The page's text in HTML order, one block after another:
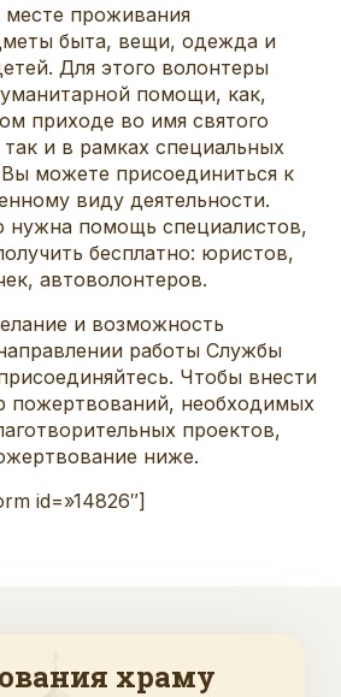
проживания
быта, вещи, одежда и
Для этого волонтеры
помощи, как,
приходе во имя святого
и в рамках специальных
можете присоединиться к
виду деятельности.
нужна помощь специалистов,
бесплатно: юристов,
автоволонтеров.
и возможность
работы Службы
. Чтобы внести
пожертвований, необходимых
проектов,
ниже.
id=»14826″]
храму